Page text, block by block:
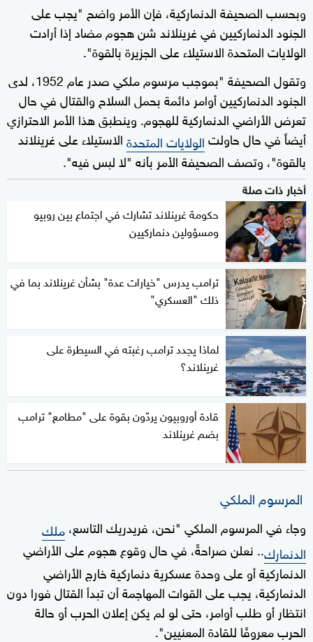
وبحسب الصحيفة الدنماركية، فإن الأمر واضح "يجب على
الجنود الدنماركيين في غرينلاند شن هجوم مضاد إذا أرادت
الولايات المتحدة الاستيلاء على الجزيرة بالقوة".
وتقول الصحيفة "بموجب مرسوم ملكي صدر عام 1952، لدى
الجنود الدنماركيين أوامر دائمة بحمل السلاح والقتال في حال
تعرض الأراضي الدنماركية للهجوم. وينطبق هذا الأمر الاحترازي
أيضاً في حال حاولتالولايات المتحدةالاستيلاء على غرينلاند
بالقوة"، وتصف الصحيفة الأمر بأنه "لا لبس فيه".
أخبار ذات صلة
حكومة غرينلاند تشارك في اجتماع بين روبيو
ومسؤولين دنماركيين
ترامب يدرس "خيارات عدة" بشأن غرينلاند بما في
ذلك "العسكري"
لماذا يجدد ترامب رغبته في السيطرة على
غرينلاند؟
قادة أوروبيون يردّون بقوة على "مطامع" ترامب
بضم غرينلاند
المرسوم الملكي
وجاء في المرسوم الملكي "نحن، فريدريك التاسع،ملك
الدنمارك.. نعلن صراحةً، في حال وقوع هجوم على الأراضي
الدنماركية أو على وحدة عسكرية دنماركية خارج الأراضي
الدنماركية، يجب على القوات المهاجمة أن تبدأ القتال فورا دون
انتظار أو طلب أوامر، حتى لو لم يكن إعلان الحرب أو حالة
الحرب معروفًا للقادة المعنيين".